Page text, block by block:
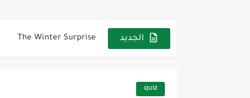
الجديد The Winter Surprise
quiz